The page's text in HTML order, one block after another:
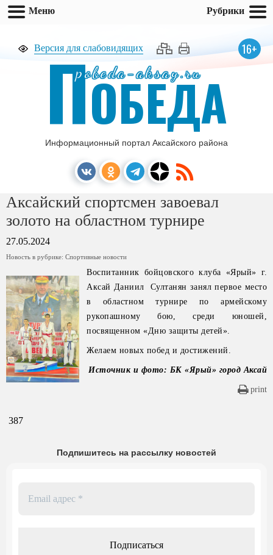
Версия для слабовидящих 16+
pobeda-aksay.ru
ПОБЕДА
Информационный портал Аксайского района
Аксайский спортсмен завоевал
золото на областном турнире
27.05.2024
Новость в рубрике: Спортивные новости
Воспитанник бойцовского клуба «Ярый» г.
Аксай Даниил Султанян занял первое место
в областном турнире по армейскому
рукопашному бою, среди юношей,
посвященном «Дню защиты детей».
Желаем новых побед и достижений.
Источник и фото: БК «Ярый» город Аксай
print
387
Подпишитесь на рассылку новостей
Меню Рубрики